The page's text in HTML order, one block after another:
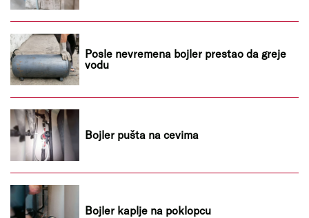
Posle nevremena bojler prestao da greje
vodu
Bojler pušta na cevima
Bojler kaplje na poklopcu